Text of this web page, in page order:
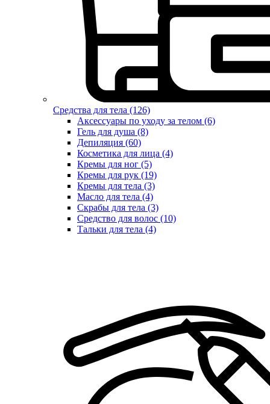
Средства для тела (126)
Аксессуары по уходу за телом (6)
Гель для душа (8)
Депиляция (60)
Косметика для лица (4)
Кремы для ног (5)
Кремы для рук (19)
Кремы для тела (3)
Масло для тела (4)
Скрабы для тела (3)
Средство для волос (10)
Тальки для тела (4)